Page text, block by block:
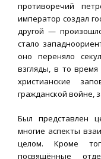
противоречий
император создал
другой —
стало
оно переняло
взгляды, в то время
христианские
гражданской войне,
Был представлен
многие аспекты
целом. Кроме
посвящённые